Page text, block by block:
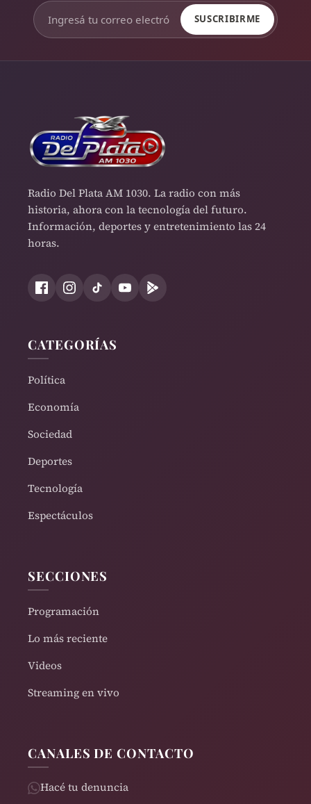
SUSCRIBIRME
Radio Del Plata AM 1030. La radio con más
historia, ahora con la tecnología del futuro.
Información, deportes y entretenimiento las 24
horas.
CATEGORÍAS
Política
Economía
Sociedad
Deportes
Tecnología
Espectáculos
SECCIONES
Programación
Lo más reciente
Videos
Streaming en vivo
CANALES DE CONTACTO
Hacé tu denuncia